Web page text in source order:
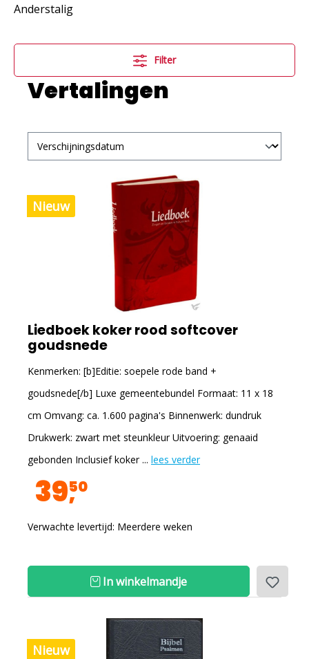
Anderstalig
Filter
Vertalingen
Nieuw
Liedboek koker rood softcover
goudsnede
Kenmerken: [b]Editie: soepele rode band +
goudsnede[/b] Luxe gemeentebundel Formaat: 11 x 18
cm Omvang: ca. 1.600 pagina's Binnenwerk: dundruk
Drukwerk: zwart met steunkleur Uitvoering: genaaid
gebonden Inclusief koker ... lees verder
3950
Verwachte levertijd: Meerdere weken
In winkelmandje
Nieuw